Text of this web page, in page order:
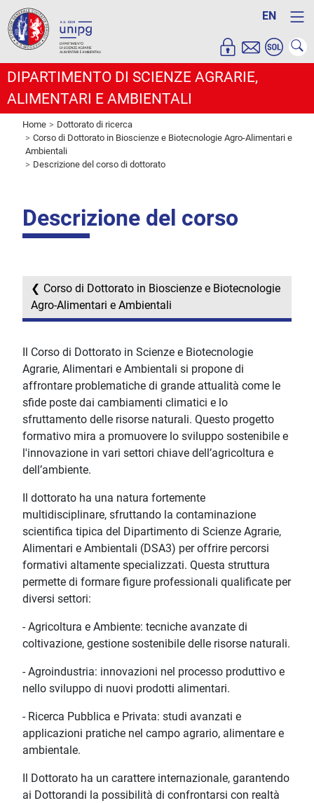
EN
DIPARTIMENTO DI SCIENZE AGRARIE,
ALIMENTARI E AMBIENTALI
Home
Dottorato di ricerca
Corso di Dottorato in Bioscienze e Biotecnologie Agro-Alimentari e
Ambientali
Descrizione del corso di dottorato
Descrizione del corso
Corso di Dottorato in Bioscienze e Biotecnologie
Agro-Alimentari e Ambientali
Il Corso di Dottorato in Scienze e Biotecnologie
Agrarie, Alimentari e Ambientali si propone di
affrontare problematiche di grande attualità come le
sfide poste dai cambiamenti climatici e lo
sfruttamento delle risorse naturali. Questo progetto
formativo mira a promuovere lo sviluppo sostenibile e
l'innovazione in vari settori chiave dell’agricoltura e
dell’ambiente.
Il dottorato ha una natura fortemente
multidisciplinare, sfruttando la contaminazione
scientifica tipica del Dipartimento di Scienze Agrarie,
Alimentari e Ambientali (DSA3) per offrire percorsi
formativi altamente specializzati. Questa struttura
permette di formare figure professionali qualificate per
diversi settori:
- Agricoltura e Ambiente: tecniche avanzate di
coltivazione, gestione sostenibile delle risorse naturali.
- Agroindustria: innovazioni nel processo produttivo e
nello sviluppo di nuovi prodotti alimentari.
- Ricerca Pubblica e Privata: studi avanzati e
applicazioni pratiche nel campo agrario, alimentare e
ambientale.
Il Dottorato ha un carattere internazionale, garantendo
ai Dottorandi la possibilità di confrontarsi con realtà